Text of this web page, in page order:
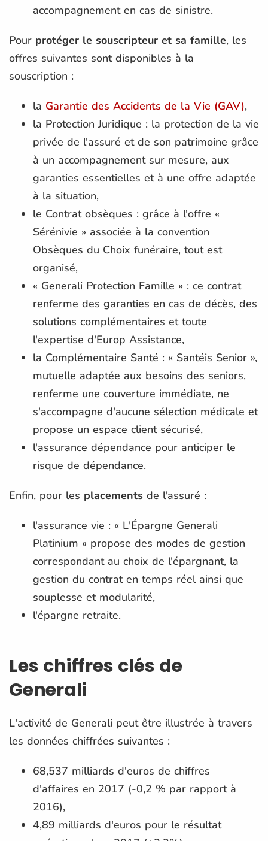
accompagnement en cas de sinistre.
Pour protéger le souscripteur et sa famille, les
offres suivantes sont disponibles à la
souscription :
la Garantie des Accidents de la Vie (GAV),
la Protection Juridique : la protection de la vie
privée de l'assuré et de son patrimoine grâce
à un accompagnement sur mesure, aux
garanties essentielles et à une offre adaptée
à la situation,
le Contrat obsèques : grâce à l'offre «
Sérénivie » associée à la convention
Obsèques du Choix funéraire, tout est
organisé,
« Generali Protection Famille » : ce contrat
renferme des garanties en cas de décès, des
solutions complémentaires et toute
l'expertise d'Europ Assistance,
la Complémentaire Santé : « Santéis Senior »,
mutuelle adaptée aux besoins des seniors,
renferme une couverture immédiate, ne
s'accompagne d'aucune sélection médicale et
propose un espace client sécurisé,
l'assurance dépendance pour anticiper le
risque de dépendance.
Enfin, pour les placements de l'assuré :
l'assurance vie : « L'Épargne Generali
Platinium » propose des modes de gestion
correspondant au choix de l'épargnant, la
gestion du contrat en temps réel ainsi que
souplesse et modularité,
l'épargne retraite.
Les chiffres clés de
Generali
L'activité de Generali peut être illustrée à travers
les données chiffrées suivantes :
68,537 milliards d'euros de chiffres
d'affaires en 2017 (-0,2 % par rapport à
2016),
4,89 milliards d'euros pour le résultat